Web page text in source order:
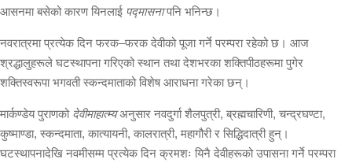
आसनमा बसेको कारण यिनलाई पद्मासनापनि भनिन्छ।
नवरात्रमा प्रत्येक दिन फरक–फरक देवीको पूजा गर्ने परम्परा रहेको छ। आज
श्रद्धालुहरूले घटस्थापना गरिएको स्थान तथा देशभरका शक्तिपीठहरूमा पुगेर
शक्तिस्वरूपा भगवती स्कन्दमाताको विशेष आराधना गरेका छन्।
मार्कण्डेय पुराणको देवीमाहात्म्यअनुसार नवदुर्गा शैलपुत्री, ब्रह्मचारिणी, चन्द्रघण्टा,
कुष्माण्डा, स्कन्दमाता, कात्यायनी, कालरात्री, महागौरी र सिद्धिदात्री हुन्।
घटस्थापनादेखि नवमीसम्म प्रत्येक दिन क्रमशः यिनै देवीहरूको उपासना गर्ने परम्परा